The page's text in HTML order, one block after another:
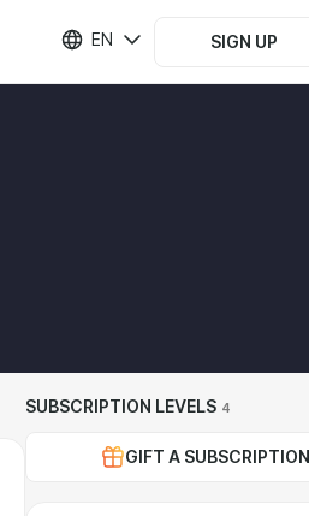
EN SIGN UP
SUBSCRIPTION LEVELS 4
GIFT A SUBSCRIPTION